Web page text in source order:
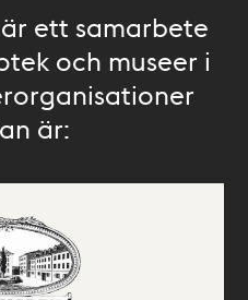
ett samarbete
och museer i
är: